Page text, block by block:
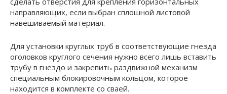
направляющих, если выбран сплошной листовой
навешиваемый материал.
Для установки круглых труб в соответствующие гнезда
оголовков круглого сечения нужно всего лишь вставить
трубу в гнездо и закрепить раздвижной механизм
специальным блокировочным кольцом, которое
находится в комплекте со сваей.